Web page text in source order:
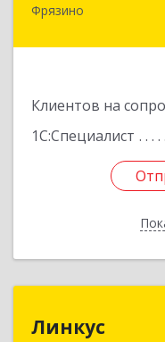
Фрязино
Клиентов на
1С:Специалист
141190,
Линкус